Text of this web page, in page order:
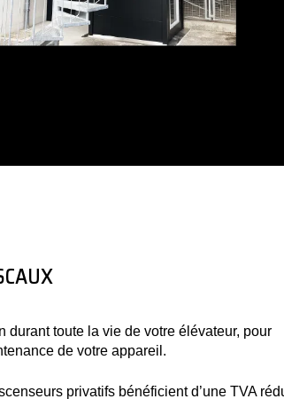
durant toute la vie de votre élévateur, pour
de votre appareil.
privatifs bénéficient d’une TVA